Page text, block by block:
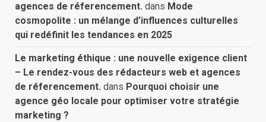
agences de réferencement. dans Mode
cosmopolite : un mélange d’influences culturelles
qui redéfinit les tendances en 2025
Le marketing éthique : une nouvelle exigence client
– Le rendez-vous des rédacteurs web et agences
de réferencement. dans Pourquoi choisir une
agence géo locale pour optimiser votre stratégie
marketing ?